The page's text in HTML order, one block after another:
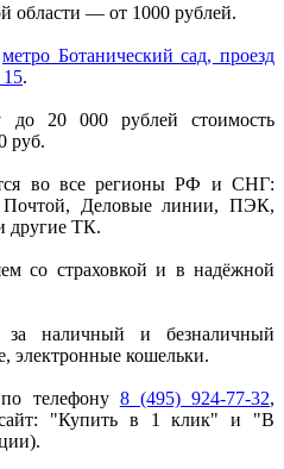
области — от 1000 рублей.
метро Ботанический сад, проезд
15.
до 20 000 рублей стоимость
руб.
во все регионы РФ и СНГ:
Деловые линии, ПЭК,
другие ТК.
со страховкой и в надёжной
за наличный и безналичный
электронные кошельки.
телефону 8 (495) 924-77-32,
"Купить в 1 клик" и "В